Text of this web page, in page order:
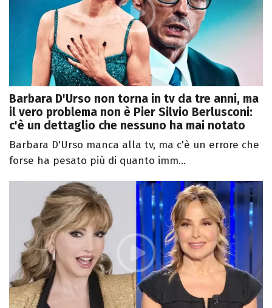
Barbara D'Urso non torna in tv da tre anni, ma
il vero problema non è Pier Silvio Berlusconi:
c'è un dettaglio che nessuno ha mai notato
Barbara D'Urso manca alla tv, ma c'è un errore che
forse ha pesato più di quanto imm...